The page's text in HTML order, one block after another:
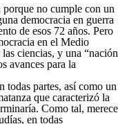
porque no cumple con un
democracia en guerra
de esos 72 años. Pero
en el Medio
ciencias, y una “nación
avances para la
todas partes, así como un
que caracterizó la
Como tal, merece
en todas